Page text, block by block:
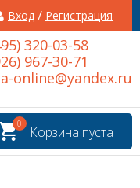
Вход / Регистрация
320-03-58
967-30-71
online@yandex.ru
Корзина пуста
0